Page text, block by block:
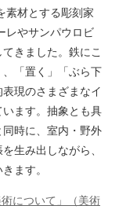
素材とする彫刻家
レやサンパウロビ
きました。鉄にこ
「置く」「ぶら下
現のさまざまなイ
ます。抽象とも具
時に、室内・野外
生み出しながら、
ます。
について」（美術